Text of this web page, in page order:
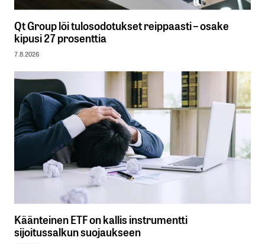
Qt Group löi tulosodotukset reippaasti – osake
kipusi 27 prosenttia
7.8.2026
Käänteinen ETF on kallis instrumentti
sijoitussalkun suojaukseen